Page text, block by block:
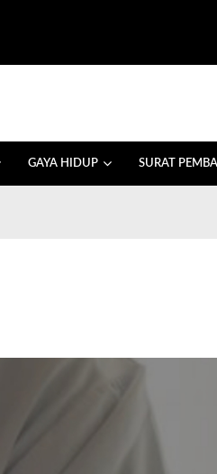
GAYA HIDUP SURAT